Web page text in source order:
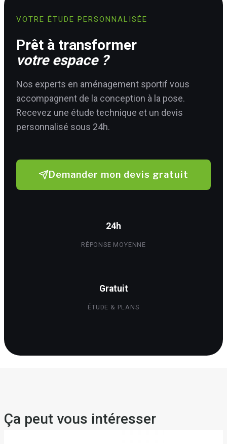
VOTRE ÉTUDE PERSONNALISÉE
Prêt à transformer
votre espace ?
Nos experts en aménagement sportif vous
accompagnent de la conception à la pose.
Recevez une étude technique et un devis
personnalisé sous 24h.
Demander mon devis gratuit
24h
RÉPONSE MOYENNE
Gratuit
ÉTUDE & PLANS
Ça peut vous intéresser